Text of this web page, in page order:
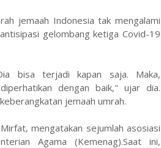
jemaah Indonesia tak mengalami
gelombang ketiga Covid-19
bisa terjadi kapan saja. Maka,
dengan baik," ujar dia.
jemaah umrah.
mengatakan sejumlah asosiasi
Agama (Kemenag).Saat ini,